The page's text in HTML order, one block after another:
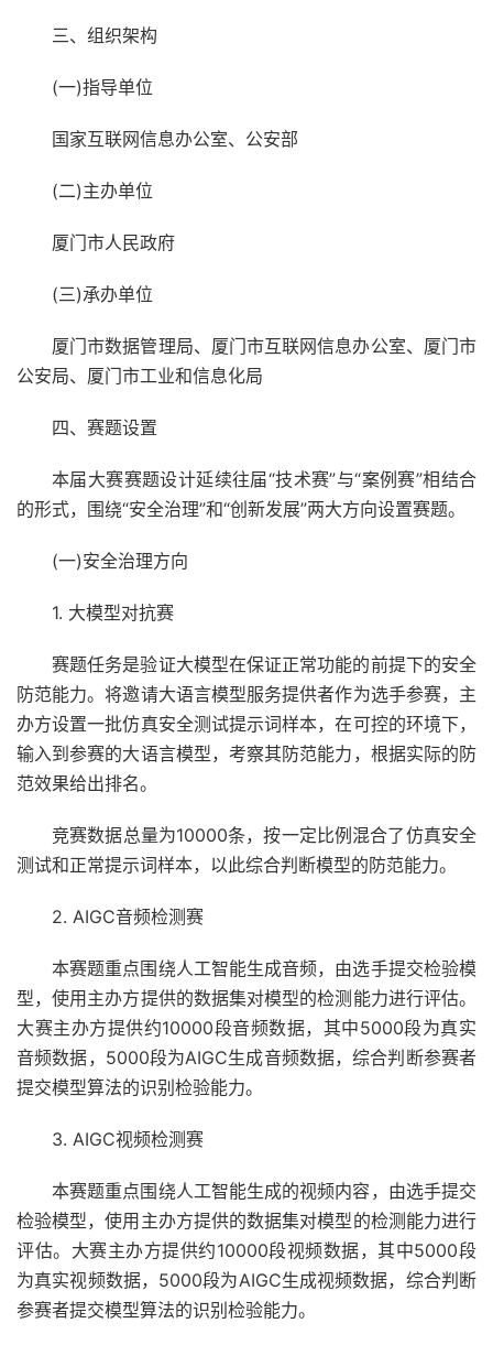
三、组织架构
(一)指导单位
国家互联网信息办公室、公安部
(二)主办单位
厦门市人民政府
(三)承办单位
厦门市数据管理局、厦门市互联网信息办公室、厦门市
公安局、厦门市工业和信息化局
四、赛题设置
本届大赛赛题设计延续往届“技术赛”与“案例赛”相结合
的形式，围绕“安全治理”和“创新发展”两大方向设置赛题。
(一)安全治理方向
1. 大模型对抗赛
赛题任务是验证大模型在保证正常功能的前提下的安全
防范能力。将邀请大语言模型服务提供者作为选手参赛，主
办方设置一批仿真安全测试提示词样本，在可控的环境下，
输入到参赛的大语言模型，考察其防范能力，根据实际的防
范效果给出排名。
竞赛数据总量为10000条，按一定比例混合了仿真安全
测试和正常提示词样本，以此综合判断模型的防范能力。
2. AIGC音频检测赛
本赛题重点围绕人工智能生成音频，由选手提交检验模
型，使用主办方提供的数据集对模型的检测能力进行评估。
大赛主办方提供约10000段音频数据，其中5000段为真实
音频数据，5000段为AIGC生成音频数据，综合判断参赛者
提交模型算法的识别检验能力。
3. AIGC视频检测赛
本赛题重点围绕人工智能生成的视频内容，由选手提交
检验模型，使用主办方提供的数据集对模型的检测能力进行
评估。大赛主办方提供约10000段视频数据，其中5000段
为真实视频数据，5000段为AIGC生成视频数据，综合判断
参赛者提交模型算法的识别检验能力。